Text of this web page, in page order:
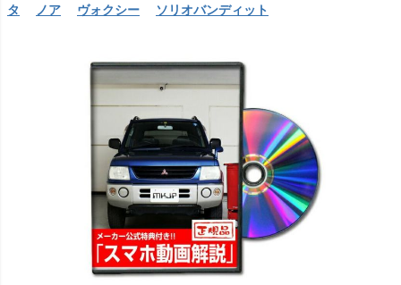
タ
ノア ヴォクシー ソリオバンディット